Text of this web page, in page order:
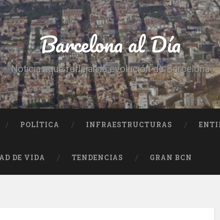
Barcelona al Día
Noticias que reflejan la evolución de Barcelona
POLÍTICA INFRAESTRUCTURAS
DE VIDA TENDENCIAS GRAN BCN